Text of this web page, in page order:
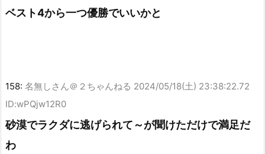
ベスト4から一つ優勝でいいかと
158: 名無しさん＠２ちゃんねる 2024/05/18(土) 23:38:22.72
ID:wPQjw12R0
砂漠でラクダに逃げられて～が聞けただけで満足だ
わ